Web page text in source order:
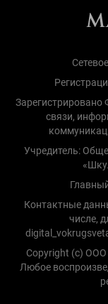
Зарегистрировано
связи,
Учредитель:
Контактные
числе,
Copyright (с) ООО
Любое